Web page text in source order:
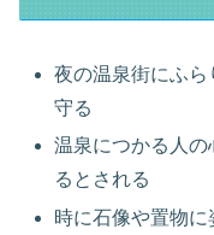
夜の温泉街にふ
守る
温泉につかる人
るとされる
時に石像や置物